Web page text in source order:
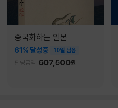
중국화하는 일본
61% 달성중 10일 남음
펀딩금액 607,500원